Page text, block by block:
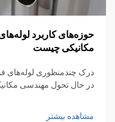
حوزه‌های کاربرد
مکانیکی چیست
درک چندمنظوری لوله‌های
در حال تحول مهندسی
چندمنظوری را با هم ترکیب
مشاهده بیشتر